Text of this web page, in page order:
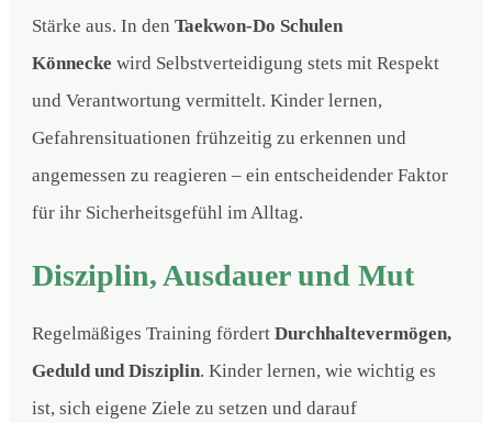
Stärke aus. In den Taekwon-Do Schulen
Könnecke wird Selbstverteidigung stets mit Respekt
und Verantwortung vermittelt. Kinder lernen,
Gefahrensituationen frühzeitig zu erkennen und
angemessen zu reagieren – ein entscheidender Faktor
für ihr Sicherheitsgefühl im Alltag.
Disziplin, Ausdauer und Mut
Regelmäßiges Training fördert Durchhaltevermögen,
Geduld und Disziplin. Kinder lernen, wie wichtig es
ist, sich eigene Ziele zu setzen und darauf